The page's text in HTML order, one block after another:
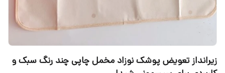
زیرانداز تعویض پوشک نوزاد مخمل چاپی چند رنگ سبک و